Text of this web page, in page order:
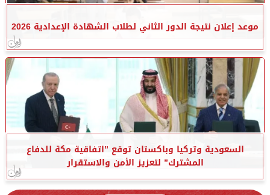
موعد إعلان نتيجة الدور الثاني لطلاب الشهادة الإعدادية 2026
السعودية وتركيا وباكستان توقع ”اتفاقية مكة للدفاع
المشترك” لتعزيز الأمن والاستقرار